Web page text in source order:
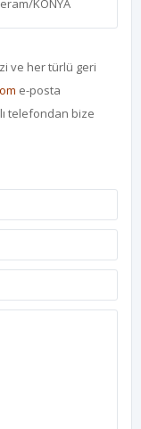
KONYA
ve her türlü geri
e-posta
telefondan bize